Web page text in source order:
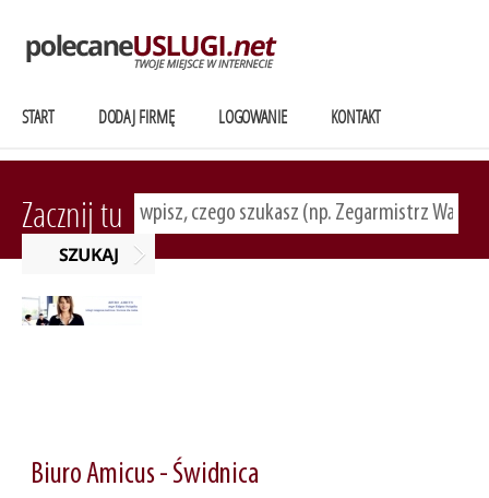
START DODAJ FIRMĘ LOGOWANIE KONTAKT
Zacznij tu
Biuro Amicus - Świdnica